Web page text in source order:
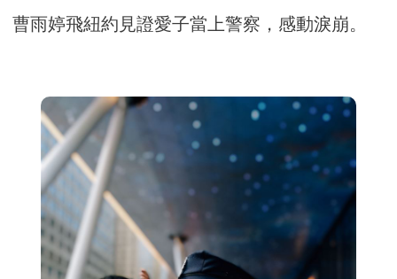
曹雨婷飛紐約見證愛子當上警察，感動淚崩。